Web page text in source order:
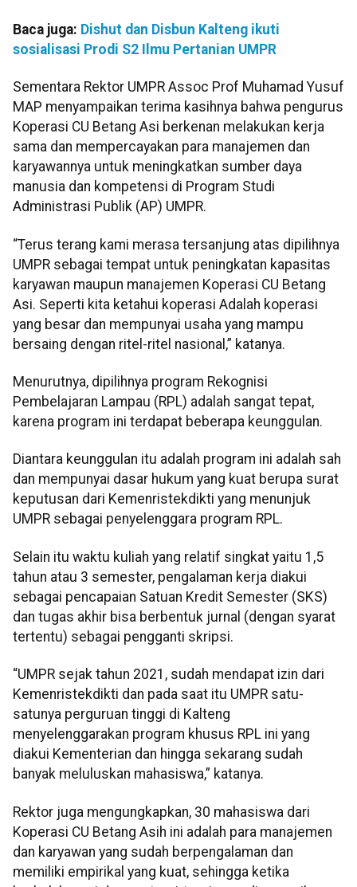
Baca juga: Dishut dan Disbun Kalteng ikuti
sosialisasi Prodi S2 Ilmu Pertanian UMPR
Sementara Rektor UMPR Assoc Prof Muhamad Yusuf
MAP menyampaikan terima kasihnya bahwa pengurus
Koperasi CU Betang Asi berkenan melakukan kerja
sama dan mempercayakan para manajemen dan
karyawannya untuk meningkatkan sumber daya
manusia dan kompetensi di Program Studi
Administrasi Publik (AP) UMPR.
“Terus terang kami merasa tersanjung atas dipilihnya
UMPR sebagai tempat untuk peningkatan kapasitas
karyawan maupun manajemen Koperasi CU Betang
Asi. Seperti kita ketahui koperasi Adalah koperasi
yang besar dan mempunyai usaha yang mampu
bersaing dengan ritel-ritel nasional,” katanya.
Menurutnya, dipilihnya program Rekognisi
Pembelajaran Lampau (RPL) adalah sangat tepat,
karena program ini terdapat beberapa keunggulan.
Diantara keunggulan itu adalah program ini adalah sah
dan mempunyai dasar hukum yang kuat berupa surat
keputusan dari Kemenristekdikti yang menunjuk
UMPR sebagai penyelenggara program RPL.
Selain itu waktu kuliah yang relatif singkat yaitu 1,5
tahun atau 3 semester, pengalaman kerja diakui
sebagai pencapaian Satuan Kredit Semester (SKS)
dan tugas akhir bisa berbentuk jurnal (dengan syarat
tertentu) sebagai pengganti skripsi.
“UMPR sejak tahun 2021, sudah mendapat izin dari
Kemenristekdikti dan pada saat itu UMPR satu-
satunya perguruan tinggi di Kalteng
menyelenggarakan program khusus RPL ini yang
diakui Kementerian dan hingga sekarang sudah
banyak meluluskan mahasiswa,” katanya.
Rektor juga mengungkapkan, 30 mahasiswa dari
Koperasi CU Betang Asih ini adalah para manajemen
dan karyawan yang sudah berpengalaman dan
memiliki empirikal yang kuat, sehingga ketika